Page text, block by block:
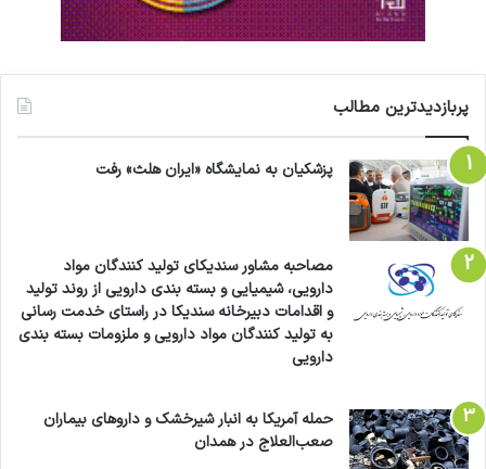
پربازدیدترین مطالب
پزشکیان به نمایشگاه «ایران هلث» رفت
مصاحبه مشاور سندیکای تولید کنندگان مواد
دارویی، شیمیایی و بسته بندی دارویی از روند تولید
و اقدامات دبیرخانه سندیکا در راستای خدمت رسانی
به تولید کنندگان مواد دارویی و ملزومات بسته بندی
دارویی
حمله آمریکا به انبار شیرخشک و داروهای بیماران
صعب‌العلاج در همدان